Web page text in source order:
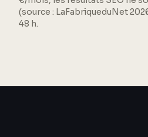
(source : LaFabriqueduNet
48 h.